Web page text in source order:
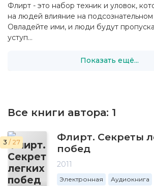
Флирт - это набор техник и уловок,
на людей влияние на
Овладейте ими, и люди будут
уступ...
Показать ещё...
Все книги автора: 1
3 / 27
Флирт. Секреты
побед
2011
Электронная Аудиокнига